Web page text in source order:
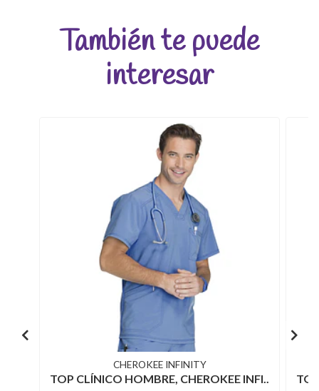
También te puede
interesar
CHEROKEE INFINITY
TOP CLÍNICO HOMBRE, CHEROKEE INFI..